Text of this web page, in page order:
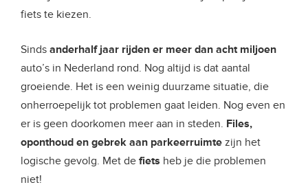
fiets te kiezen.
Sinds anderhalf jaar rijden er meer dan acht miljoen
auto’s in Nederland rond. Nog altijd is dat aantal
groeiende. Het is een weinig duurzame situatie, die
onherroepelijk tot problemen gaat leiden. Nog even en
er is geen doorkomen meer aan in steden. Files,
oponthoud en gebrek aan parkeerruimte zijn het
logische gevolg. Met de fiets heb je die problemen
niet!